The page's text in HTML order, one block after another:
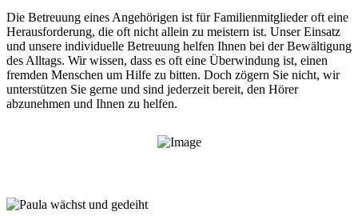
Die Betreuung eines Angehörigen ist für Familienmitglieder oft eine
Herausforderung, die oft nicht allein zu meistern ist. Unser Einsatz
und unsere individuelle Betreuung helfen Ihnen bei der Bewältigung
des Alltags. Wir wissen, dass es oft eine Überwindung ist, einen
fremden Menschen um Hilfe zu bitten. Doch zögern Sie nicht, wir
unterstützen Sie gerne und sind jederzeit bereit, den Hörer
abzunehmen und Ihnen zu helfen.